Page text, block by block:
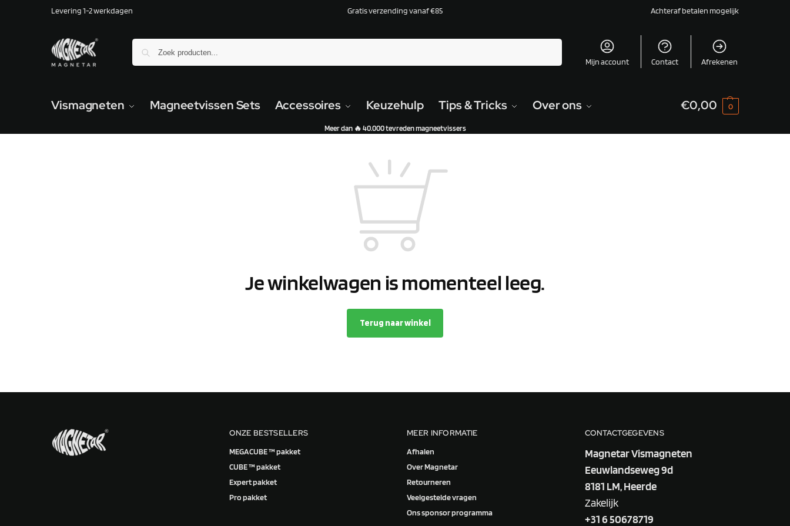
Levering 1-2 werkdagen Gratis verzending vanaf €85 Achteraf betalen mogelijk
Mijn account Contact Afrekenen
Vismagneten Magneetvissen Sets Accessoires Keuzehulp Tips & Tricks Over ons €0,00 0
Meer dan 🔥 40.000 tevreden magneetvissers
Je winkelwagen is momenteel leeg.
Terug naar winkel
ONZE BESTSELLERS
MEGACUBE ™ pakket
CUBE ™ pakket
Expert pakket
Pro pakket
MEER INFORMATIE
Afhalen
Over Magnetar
Retourneren
Veelgestelde vragen
Ons sponsor programma
CONTACTGEGEVENS
Magnetar Vismagneten
Eeuwlandseweg 9d
8181 LM, Heerde
Zakelijk
+31 6 50678719